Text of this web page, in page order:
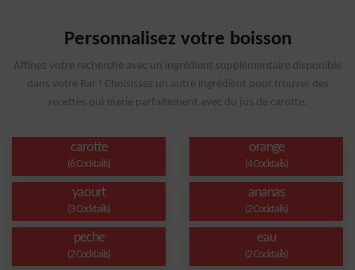
Personnalisez votre boisson
Affinez votre recherche avec un ingrédient supplémentaire disponible
dans votre Bar ! Choisissez un autre ingrédient pour trouver des
recettes qui marie parfaitement avec du jus de carotte.
carotte
(6 Cocktails)
orange
(4 Cocktails)
yaourt
(3 Cocktails)
ananas
(2 Cocktails)
peche
(2 Cocktails)
eau
(2 Cocktails)